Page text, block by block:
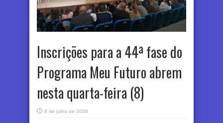
Inscrições para a 44ª fase do
Programa Meu Futuro abrem
nesta quarta-feira (8)
8 de julho de 2026